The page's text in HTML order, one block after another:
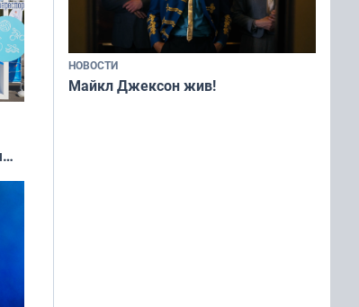
НОВОСТИ
Майкл Джексон жив!